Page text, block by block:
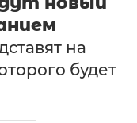
на
будет